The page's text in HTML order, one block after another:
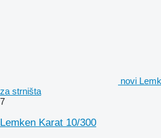
novi
za strništa
7
Lemken Karat 10/300